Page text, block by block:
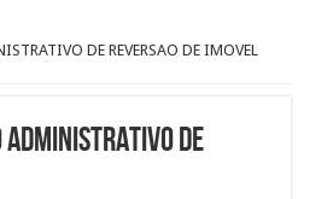
DE REVERSAO DE IMOVEL
DE